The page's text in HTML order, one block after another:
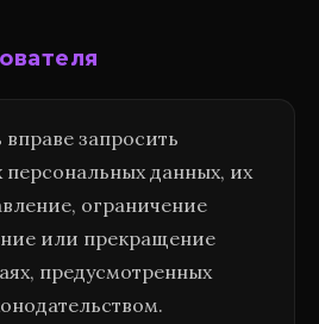
вправе запросить
персональных данных, их
ограничение
или прекращение
предусмотренных